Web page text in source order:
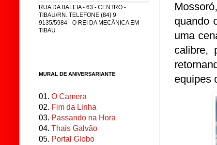
quando
uma
calibre,
equipes
RUA DA BALEIA - 63 - CENTRO -
TIBAU/RN. TELEFONE (84) 9
9135/5984 - O REI DA MECÂNICA EM
TIBAU
MURAL DE ANIVERSARIANTE
01. O Camera
02. Fim da Linha
03. Passando na Hora
04. Thais Galvão
05. Portal Globo